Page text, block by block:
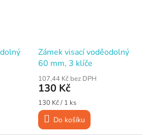
Zámek visací voděodolný
60 mm, 3 klíče
107,44 Kč bez DPH
130 Kč
Měrná
cena:
130 Kč / 1 ks
Do košíku